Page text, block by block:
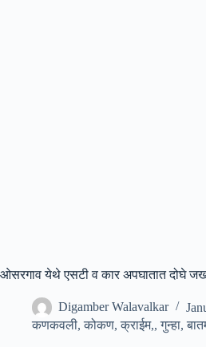
ओसरगाव येथे एसटी व कार अपघातात दोघे
Digamber Walavalkar
कणकवली,कोकण,क्राईम,,गुन्हा,